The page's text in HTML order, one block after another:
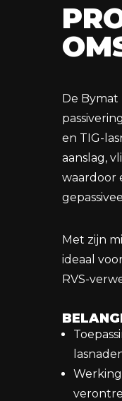
De Bymat
en TIG-
aanslag,
waardoor
Met zijn
ideaal
RVS-